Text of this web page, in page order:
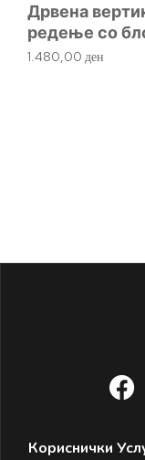
Дрвена
редење со
1.480,00 ден
Кориснички